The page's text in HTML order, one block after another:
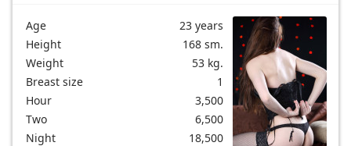
Age
23 years
Height
168 sm.
Weight
53 kg.
Breast size
1
Hour
3,500
Two
6,500
Night
18,500